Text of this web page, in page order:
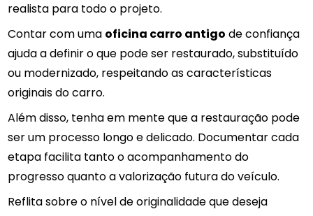
realista para todo o projeto.
Contar com uma oficina carro antigo de confiança
ajuda a definir o que pode ser restaurado, substituído
ou modernizado, respeitando as características
originais do carro.
Além disso, tenha em mente que a restauração pode
ser um processo longo e delicado. Documentar cada
etapa facilita tanto o acompanhamento do
progresso quanto a valorização futura do veículo.
Reflita sobre o nível de originalidade que deseja